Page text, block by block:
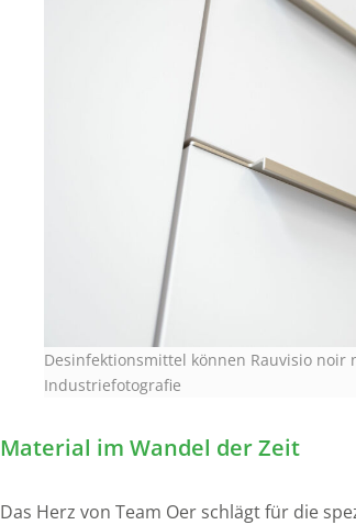
Desinfektionsmittel können Rauvisio noir
Industriefotografie
Material im Wandel der Zeit
Das Herz von Team Oer schlägt für die